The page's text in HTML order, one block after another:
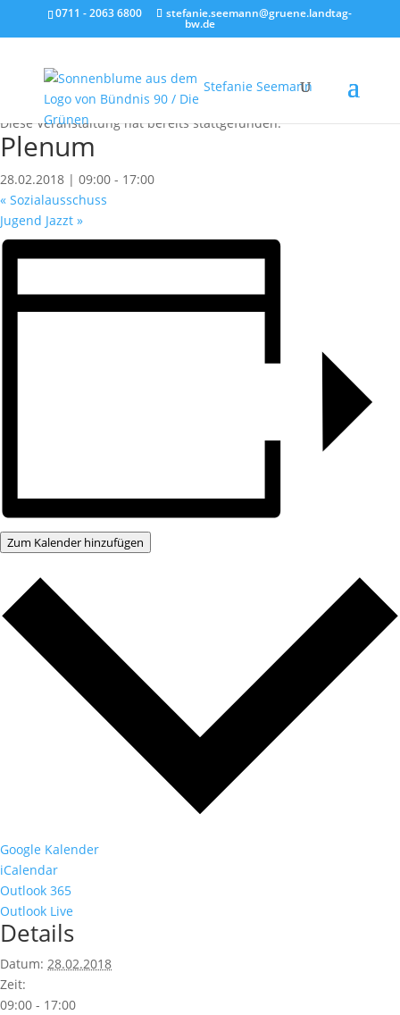
0711 - 2063 6800 stefanie.seemann@gruene.landtag-
bw.de
Stefanie Seemann
« Alle Veranstaltungen
Diese Veranstaltung hat bereits stattgefunden.
Plenum
28.02.2018 | 09:00 - 17:00
« Sozialausschuss
Jugend Jazzt »
Zum Kalender hinzufügen
Google Kalender
iCalendar
Outlook 365
Outlook Live
Details
Datum: 28.02.2018
Zeit:
09:00 - 17:00